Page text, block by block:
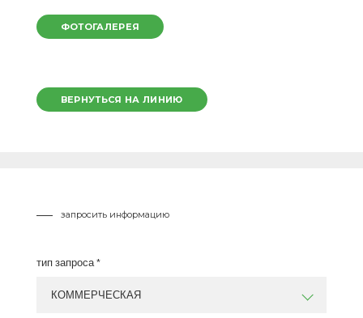
ФОТОГАЛЕРЕЯ
ВЕРНУТЬСЯ НА ЛИНИЮ
запросить информацию
тип запроса *
КОММЕРЧЕСКАЯ